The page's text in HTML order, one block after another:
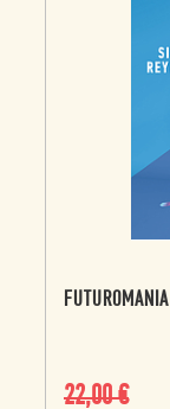
FUTUROMANIA
22,00€